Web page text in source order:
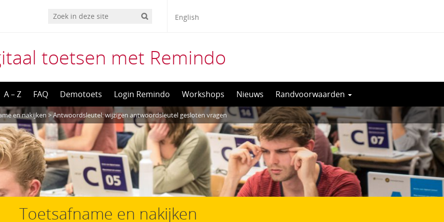
English
toetsen met Remindo
A – Z FAQ Demotoets Login Remindo Workshops Nieuws Randvoorwaarden
en nakijken >Antwoordsleutel: wijzigen antwoordsleutel gesloten vragen
Toetsafname en nakijken